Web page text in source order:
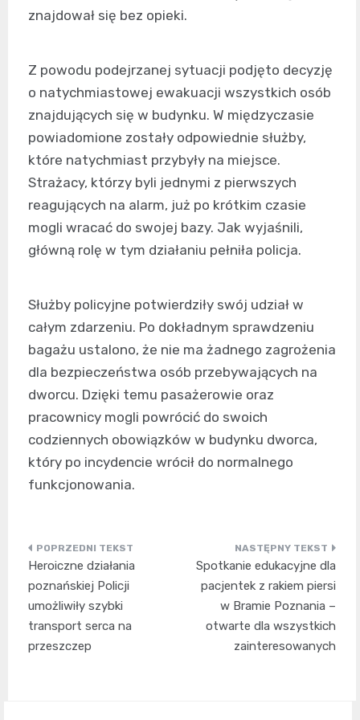
znajdował się bez opieki.
Z powodu podejrzanej sytuacji podjęto decyzję
o natychmiastowej ewakuacji wszystkich osób
znajdujących się w budynku. W międzyczasie
powiadomione zostały odpowiednie służby,
które natychmiast przybyły na miejsce.
Strażacy, którzy byli jednymi z pierwszych
reagujących na alarm, już po krótkim czasie
mogli wracać do swojej bazy. Jak wyjaśnili,
główną rolę w tym działaniu pełniła policja.
Służby policyjne potwierdziły swój udział w
całym zdarzeniu. Po dokładnym sprawdzeniu
bagażu ustalono, że nie ma żadnego zagrożenia
dla bezpieczeństwa osób przebywających na
dworcu. Dzięki temu pasażerowie oraz
pracownicy mogli powrócić do swoich
codziennych obowiązków w budynku dworca,
który po incydencie wrócił do normalnego
funkcjonowania.
Nawigacja
wpisu
Heroiczne działania
poznańskiej Policji
umożliwiły szybki
transport serca na
przeszczep
Spotkanie edukacyjne dla
pacjentek z rakiem piersi
w Bramie Poznania –
otwarte dla wszystkich
zainteresowanych